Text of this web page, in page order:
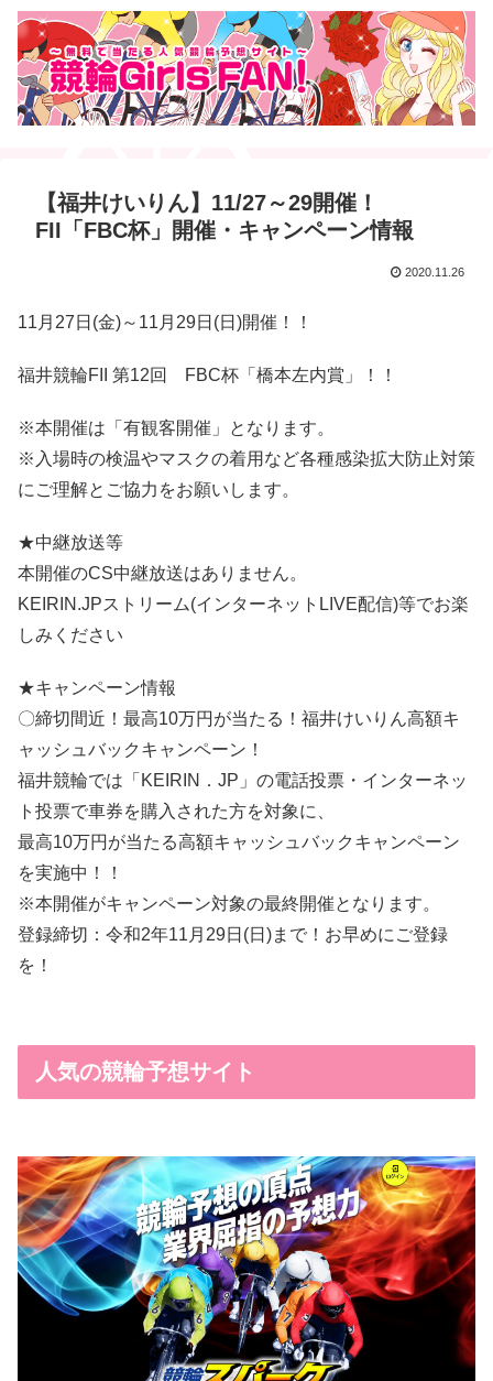
【福井けいりん】11/27～29開催！
FII「FBC杯」開催・キャンペーン情報
2020.11.26
11月27日(金)～11月29日(日)開催！！
福井競輪FII 第12回 FBC杯「橋本左内賞」！！
※本開催は「有観客開催」となります。
※入場時の検温やマスクの着用など各種感染拡大防止対策
にご理解とご協力をお願いします。
★中継放送等
本開催のCS中継放送はありません。
KEIRIN.JPストリーム(インターネットLIVE配信)等でお楽
しみください
★キャンペーン情報
〇締切間近！最高10万円が当たる！福井けいりん高額キ
ャッシュバックキャンペーン！
福井競輪では「KEIRIN．JP」の電話投票・インターネッ
ト投票で車券を購入された方を対象に、
最高10万円が当たる高額キャッシュバックキャンペーン
を実施中！！
※本開催がキャンペーン対象の最終開催となります。
登録締切：令和2年11月29日(日)まで！お早めにご登録
を！
人気の競輪予想サイト